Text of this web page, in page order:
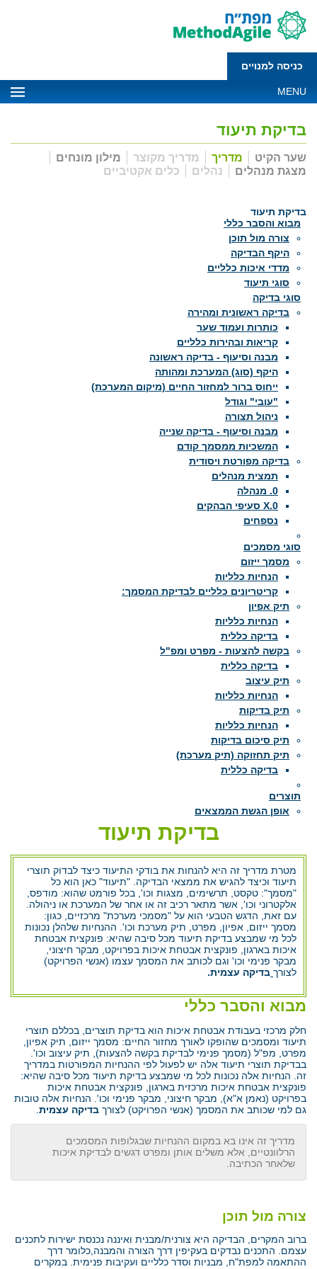
כניסה למנויים
MENU
בדיקת תיעוד
שער הקיט מדריך מדריך מקוצר
מילון מונחים
מצגת מנהלים
נהלים כלים אקטיביים
בדיקת תיעוד
מבוא והסבר כללי
צורה מול תוכן
היקף הבדיקה
מדדי איכות כלליים
סוגי תיעוד
סוגי בדיקה
בדיקה ראשונית ומהירה
כותרות ועמוד שער
קריאות ובהירות כלליים
מבנה וסיעוף - בדיקה ראשונה
היקף (סוג) המערכת ומהותה
ייחוס ברור למחזור החיים (מיקום המערכת)
"עובי" וגודל
ניהול תצורה
מבנה וסיעוף - בדיקה שנייה
המשכיות ממסמך קודם
בדיקה מפורטת ויסודית
תמצית מנהלים
0. מנהלה
X.0 סעיפי הבהקים
נספחים
סוגי מסמכים
מסמך ייזום
הנחיות כלליות
קריטריונים כלליים לבדיקת המסמך:
תיק אפיון
הנחיות כלליות
בדיקה כללית
בקשה להצעות - מפרט ומפ"ל
בדיקה כללית
תיק עיצוב
הנחיות כלליות
תיק בדיקות
הנחיות כלליות
תיק סיכום בדיקות
תיק תחזוקה (תיק מערכת)
בדיקה כללית
תוצרים
אופן הגשת הממצאים
בדיקת תיעוד
מטרת מדריך זה היא להנחות את בודקי התיעוד כיצד לבדוק תוצרי
תיעוד וכיצד להגיש את ממצאי הבדיקה. "תיעוד" כאן הוא כל
"מסמך": טקסט, תרשימים, מצגות וכו', בכל פורמט שהוא: מודפס,
אלקטרוני וכו', אשר מתאר רכיב זה או אחר של המערכת או ניהולה.
עם זאת, הדגש הטבעי הוא על "מסמכי מערכת" מרכזיים, כגון:
מסמך ייזום, אפיון, מפרט, תיק מערכת וכו'. ההנחיות שלהלן נכונות
לכל מי שמבצע בדיקת תיעוד מכל סיבה שהיא: פונקצית אבטחת
איכות בארגון, פונקצית אבטחת איכות בפרויקט, מבקר חיצוני,
מבקר פנימי וכו' וגם לכותב את המסמך עצמו (אנשי הפרויקט)
לצורך בדיקה עצמית.
מבוא והסבר כללי
חלק מרכזי בעבודת אבטחת איכות הוא בדיקת תוצרים, בכללם תוצרי
תיעוד ומסמכים שהופקו לאורך מחזור החיים: מסמך ייזום, תיק אפיון,
מפרט, מפ"ל (מסמך פנימי לבדיקת בקשה להצעות), תיק עיצוב וכו'.
בבדיקת תוצרי תיעוד אלה יש לפעול לפי ההנחיות המפורטות במדריך
זה. הנחיות אלה נכונות לכל מי שמבצע בדיקת תיעוד מכל סיבה שהיא:
פונקצית אבטחת איכות מרכזית בארגון, פונקצית אבטחת איכות
בפרויקט (נאמן א"א), מבקר חיצוני, מבקר פנימי וכו'. הנחיות אלה טובות
גם למי שכותב את המסמך (אנשי הפרויקט) לצורך בדיקה עצמית
מדריך זה אינו בא במקום ההנחיות שבגלופות המסמכים
הרלוונטיים, אלא משלים אותן ומפרט דגשים לבדיקת איכות
שלאחר הכתיבה.
צורה מול תוכן
ברוב המקרים, הבדיקה היא צורנית/מבנית ואיננה נכנסת ישירות לתכנים
עצמם. התכנים נבדקים בעקיפין דרך הצורה והמבנה,כלומר דרך
ההתאמה למפת"ח, מבניות וסדר כלליים ועקיבות פנימית. במקרים